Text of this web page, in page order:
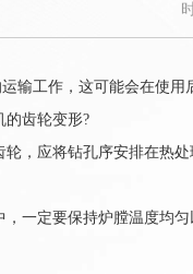
工作，这可能会在使用
的齿轮变形?
应将钻孔序安排在热处
定要保持炉膛温度均匀